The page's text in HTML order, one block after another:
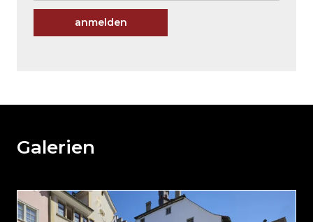
anmelden
weiteren
und
direkt
Galerien